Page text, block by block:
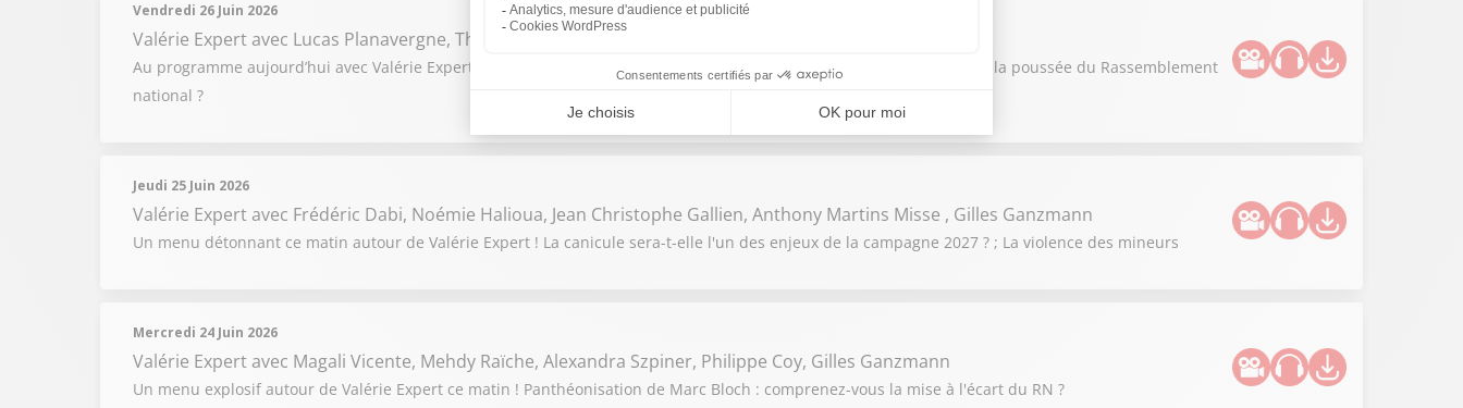
Vendredi 26 Juin 2026
Valérie Expertavec Lucas Planavergne, Theo Am Saadi, Arnaud Stéphan, Jean-Claude Beaujour
Au programme aujourd’hui avec Valérie Expert et ses invités : Jordan Bardella domine les sondages. Comprenez-vous la poussée du Rassemblement
national ?
Jeudi 25 Juin 2026
Valérie Expertavec Frédéric Dabi, Noémie Halioua, Jean Christophe Gallien, Anthony Martins Misse , Gilles Ganzmann
Un menu détonnant ce matin autour de Valérie Expert ! La canicule sera-t-elle l'un des enjeux de la campagne 2027 ? ; La violence des mineurs
Mercredi 24 Juin 2026
Valérie Expertavec Magali Vicente, Mehdy Raïche, Alexandra Szpiner, Philippe Coy, Gilles Ganzmann
Un menu explosif autour de Valérie Expert ce matin ! Panthéonisation de Marc Bloch : comprenez-vous la mise à l'écart du RN ?